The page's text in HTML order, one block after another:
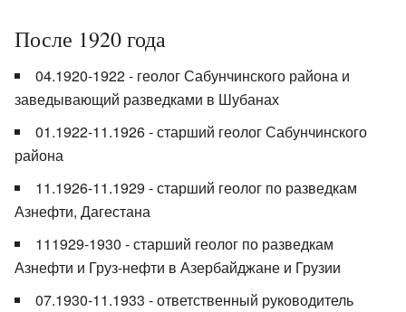
После 1920 года
04.1920-1922 - геолог Сабунчинского района и
заведывающий разведками в Шубанах
01.1922-11.1926 - старший геолог Сабунчинского
района
11.1926-11.1929 - старший геолог по разведкам
Азнефти, Дагестана
111929-1930 - старший геолог по разведкам
Азнефти и Груз-нефти в Азербайджане и Грузии
07.1930-11.1933 - ответственный руководитель